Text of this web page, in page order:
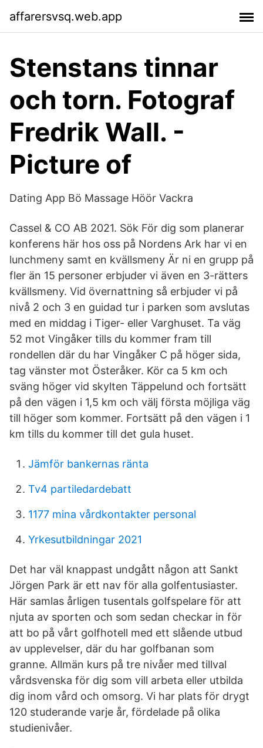
affarersvsq.web.app
Stenstans tinnar
och torn. Fotograf
Fredrik Wall. -
Picture of
Dating App Bö‎ Massage Höör Vackra
Cassel & CO AB 2021. Sök För dig som planerar
konferens här hos oss på Nordens Ark har vi en
lunchmeny samt en kvällsmeny Är ni en grupp på
fler än 15 personer erbjuder vi även en 3-rätters
kvällsmeny. Vid övernattning så erbjuder vi på
nivå 2 och 3 en guidad tur i parken som avslutas
med en middag i Tiger- eller Varghuset. Ta väg
52 mot Vingåker tills du kommer fram till
rondellen där du har Vingåker C på höger sida,
tag vänster mot Österåker. Kör ca 5 km och
sväng höger vid skylten Täppelund och fortsätt
på den vägen i 1,5 km och välj första möjliga väg
till höger som kommer. Fortsätt på den vägen i 1
km tills du kommer till det gula huset.
Jämför bankernas ränta
Tv4 partiledardebatt
1177 mina vårdkontakter personal
Yrkesutbildningar 2021
Det har väl knappast undgått någon att Sankt
Jörgen Park är ett nav för alla golfentusiaster.
Här samlas årligen tusentals golfspelare för att
njuta av sporten och som sedan checkar in för
att bo på vårt golfhotell med ett slående utbud
av upplevelser, där du har golfbanan som
granne. Allmän kurs på tre nivåer med tillval
vårdsvenska för dig som vill arbeta eller utbilda
dig inom vård och omsorg. Vi har plats för drygt
120 studerande varje år, fördelade på olika
studienivåer.